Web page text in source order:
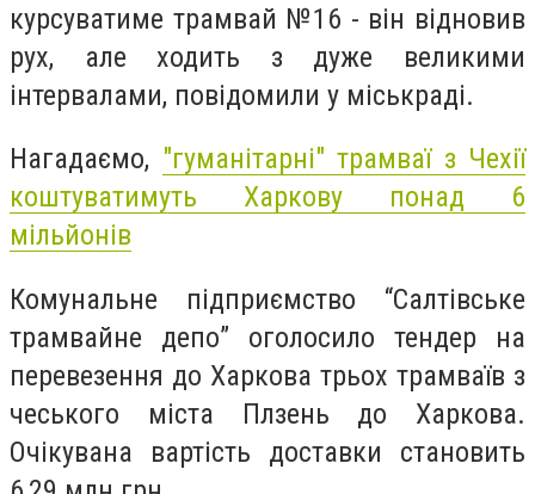
курсуватиме трамвай №16 - він відновив
рух, але ходить з дуже великими
інтервалами, повідомили у міськраді.
Нагадаємо, "гуманітарні" трамваї з Чехії
коштуватимуть Харкову понад 6
мільйонів
Комунальне підприємство “Салтівське
трамвайне депо” оголосило тендер на
перевезення до Харкова трьох трамваїв з
чеського міста Плзень до Харкова.
Очікувана вартість доставки становить